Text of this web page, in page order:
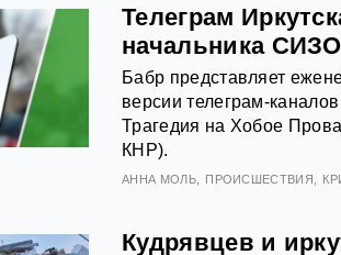
Телеграм
начальника
Бабр представляет
версии телеграм-
Трагедия на Хобое
КНР).
АННА МОЛЬ ПРОИСШЕСТВИЯ
Кудрявцев и